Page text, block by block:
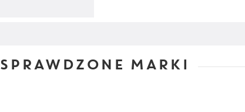
SPRAWDZONE MARKI